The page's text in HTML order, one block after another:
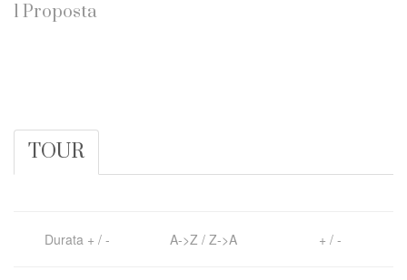
1 Proposta
TOUR
Durata + / - A->Z / Z->A + / -